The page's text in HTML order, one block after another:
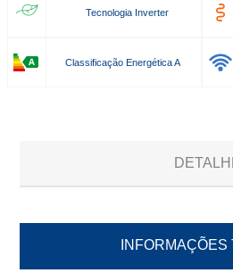
Tecnologia Inverter
Classificação Energética A